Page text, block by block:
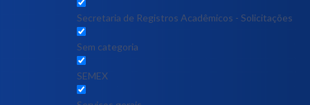
Secretaria de Registros Acadêmicos - Solicitações
Sem categoria
SEMEX